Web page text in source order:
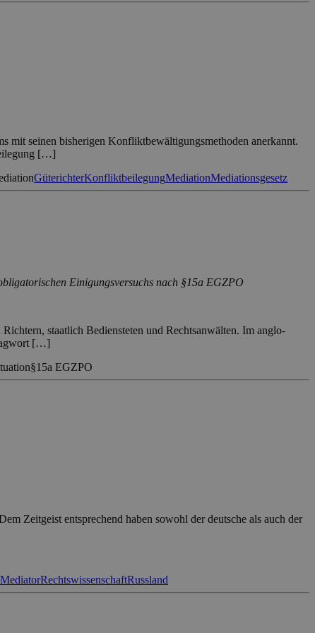
mit seinen bisherigen Konfliktbewältigungsmethoden anerkannt.
[…]
GüterichterKonfliktbeilegungMediationMediationsgesetz
Einigungsversuchs nach §15a EGZPO
staatlich Bediensteten und Rechtsanwälten. Im anglo-
[…]
§15a EGZPO
Zeitgeist entsprechend haben sowohl der deutsche als auch der
MediatorRechtswissenschaftRussland